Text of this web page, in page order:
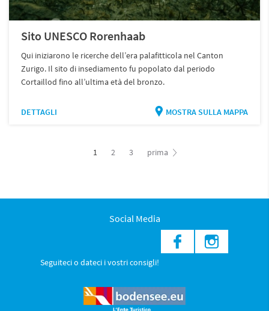
Sito UNESCO Rorenhaab
Qui iniziarono le ricerche dell’era palafitticola nel Canton
Zurigo. Il sito di insediamento fu popolato dal periodo
Cortaillod fino all’ultima età del bronzo.
DETTAGLI MOSTRA SULLA MAPPA
1 2 3 prima
Social Media
Seguiteci o dateci i vostri consigli!